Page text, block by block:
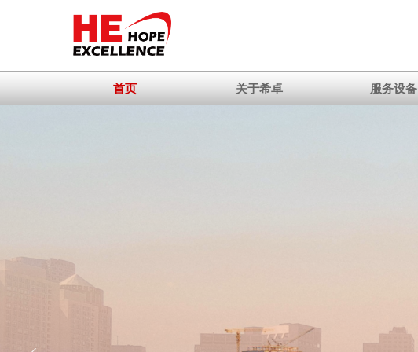
首页 关于希卓 服务设备